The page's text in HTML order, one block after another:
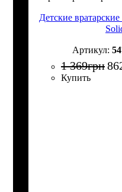
Детские
1 369грн
Купить